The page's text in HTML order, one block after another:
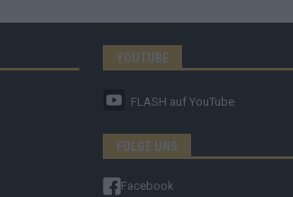
YOUTUBE
FLASH auf YouTube
FOLGE UNS
Facebook